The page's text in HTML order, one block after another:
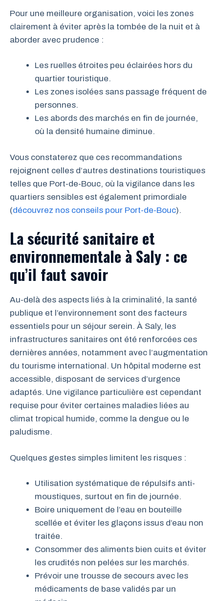
Pour une meilleure organisation, voici les zones
clairement à éviter après la tombée de la nuit et à
aborder avec prudence :
Les ruelles étroites peu éclairées hors du
quartier touristique.
Les zones isolées sans passage fréquent de
personnes.
Les abords des marchés en fin de journée,
où la densité humaine diminue.
Vous constaterez que ces recommandations
rejoignent celles d’autres destinations touristiques
telles que Port-de-Bouc, où la vigilance dans les
quartiers sensibles est également primordiale
(découvrez nos conseils pour Port-de-Bouc).
La sécurité sanitaire et
environnementale à Saly : ce
qu’il faut savoir
Au-delà des aspects liés à la criminalité, la santé
publique et l’environnement sont des facteurs
essentiels pour un séjour serein. À Saly, les
infrastructures sanitaires ont été renforcées ces
dernières années, notamment avec l’augmentation
du tourisme international. Un hôpital moderne est
accessible, disposant de services d’urgence
adaptés. Une vigilance particulière est cependant
requise pour éviter certaines maladies liées au
climat tropical humide, comme la dengue ou le
paludisme.
Quelques gestes simples limitent les risques :
Utilisation systématique de répulsifs anti-
moustiques, surtout en fin de journée.
Boire uniquement de l’eau en bouteille
scellée et éviter les glaçons issus d’eau non
traitée.
Consommer des aliments bien cuits et éviter
les crudités non pelées sur les marchés.
Prévoir une trousse de secours avec les
médicaments de base validés par un